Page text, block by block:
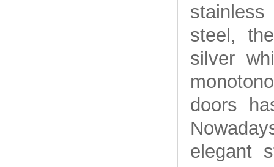
steel,
silver
doors
elegant